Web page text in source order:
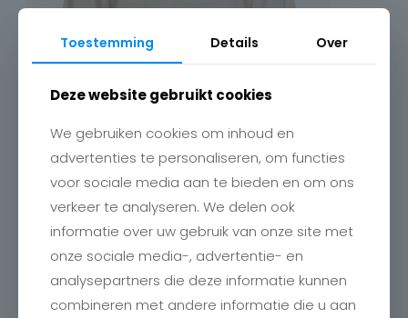
Toestemming Details Over
Deze website gebruikt cookies
We gebruiken cookies om inhoud en
advertenties te personaliseren, om functies
voor sociale media aan te bieden en om ons
verkeer te analyseren. We delen ook
informatie over uw gebruik van onze site met
onze sociale media-, advertentie- en
analysepartners die deze informatie kunnen
combineren met andere informatie die u aan